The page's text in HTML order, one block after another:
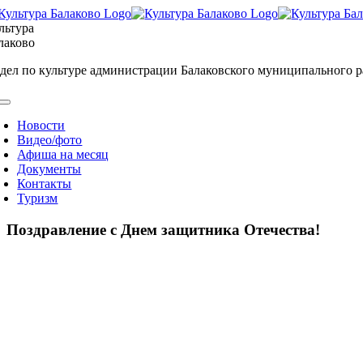
Skip
to
content
по культуре администрации Балаковского муниципального
Новости
Видео/фото
Афиша на месяц
Документы
Контакты
Туризм
Поздравление с Днем защитника Отечества!